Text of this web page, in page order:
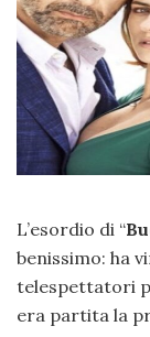
L’esordio di “
benissimo: ha
telespettatori
era partita la